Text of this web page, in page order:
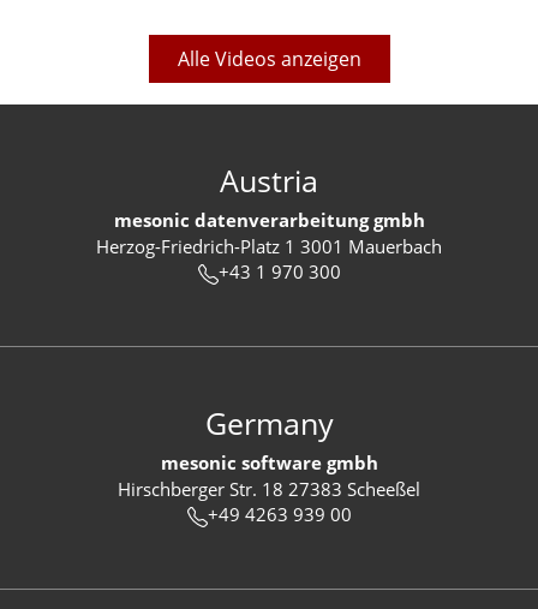
Alle Videos anzeigen
Austria
mesonic datenverarbeitung gmbh
Herzog-Friedrich-Platz 1 3001 Mauerbach
+43 1 970 300
Germany
mesonic software gmbh
Hirschberger Str. 18 27383 Scheeßel
+49 4263 939 00